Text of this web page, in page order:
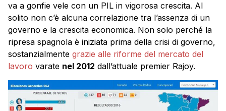
va a gonfie vele con un PIL in vigorosa crescita. Al
solito non c’è alcuna correlazione tra l’assenza di un
governo e la crescita economica. Non solo perché la
ripresa spagnola è iniziata prima della crisi di governo,
sostanzialmente grazie alle riforme del mercato del
lavoro varate nel 2012 dall’attuale premier Rajoy.